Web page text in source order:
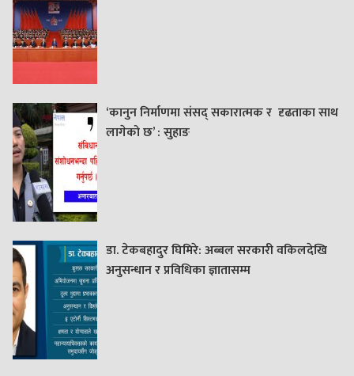
‘कानुन निर्माणमा संसद् सकारात्मक र दृढताका साथ
लागेको छ’ : सुहाङ
डा. टेकबहादुर घिमिरे: अब्बल सरकारी वकिलदेखि
अनुसन्धान र प्रविधिका ज्ञातासम्म